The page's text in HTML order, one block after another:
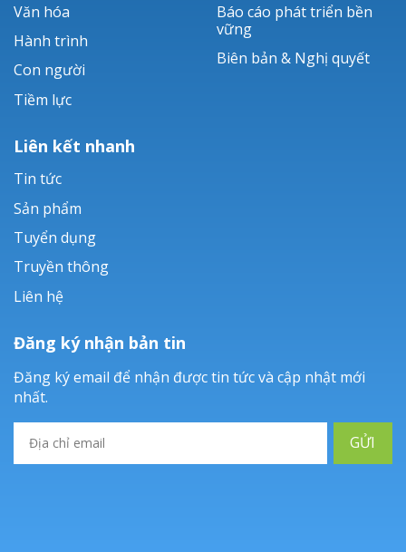
Văn hóa
Hành trình
Con người
Tiềm lực
Báo cáo phát triển bền
vững
Biên bản & Nghị quyết
Liên kết nhanh
Tin tức
Sản phẩm
Tuyển dụng
Truyền thông
Liên hệ
Đăng ký nhận bản tin
Đăng ký email để nhận được tin tức và cập nhật mới
nhất.
GỬI